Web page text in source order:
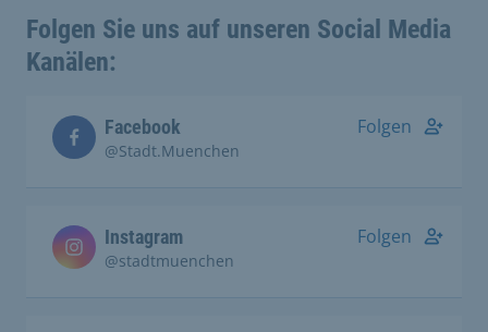
Folgen Sie uns auf unseren Social Media
Kanälen:
Facebook
@Stadt.Muenchen
Folgen
Instagram
@stadtmuenchen
Folgen